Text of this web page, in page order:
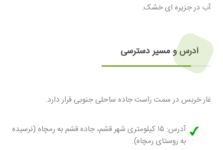
آب در جزیره ای خشک.
آدرس و مسیر دسترسی
غار خربس در سمت راست جاده ساحلی جنوبی قرار دارد.
آدرس:
۱۵ کیلومتری شهر قشم، جاده قشم به رمچاه (نرسیده
به روستای رمچاه).